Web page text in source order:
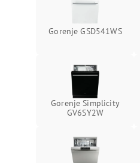
Gorenje GSD541WS
Gorenje Simplicity
GV6SY2W